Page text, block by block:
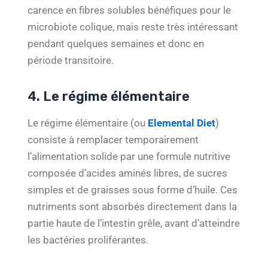
carence en fibres solubles bénéfiques pour le
microbiote colique, mais reste très intéressant
pendant quelques semaines et donc en
période transitoire.
4. Le régime élémentaire
Le régime élémentaire (ou Elemental Diet)
consiste à remplacer temporairement
l’alimentation solide par une formule nutritive
composée d’acides aminés libres, de sucres
simples et de graisses sous forme d’huile. Ces
nutriments sont absorbés directement dans la
partie haute de l’intestin grêle, avant d’atteindre
les bactéries proliférantes.